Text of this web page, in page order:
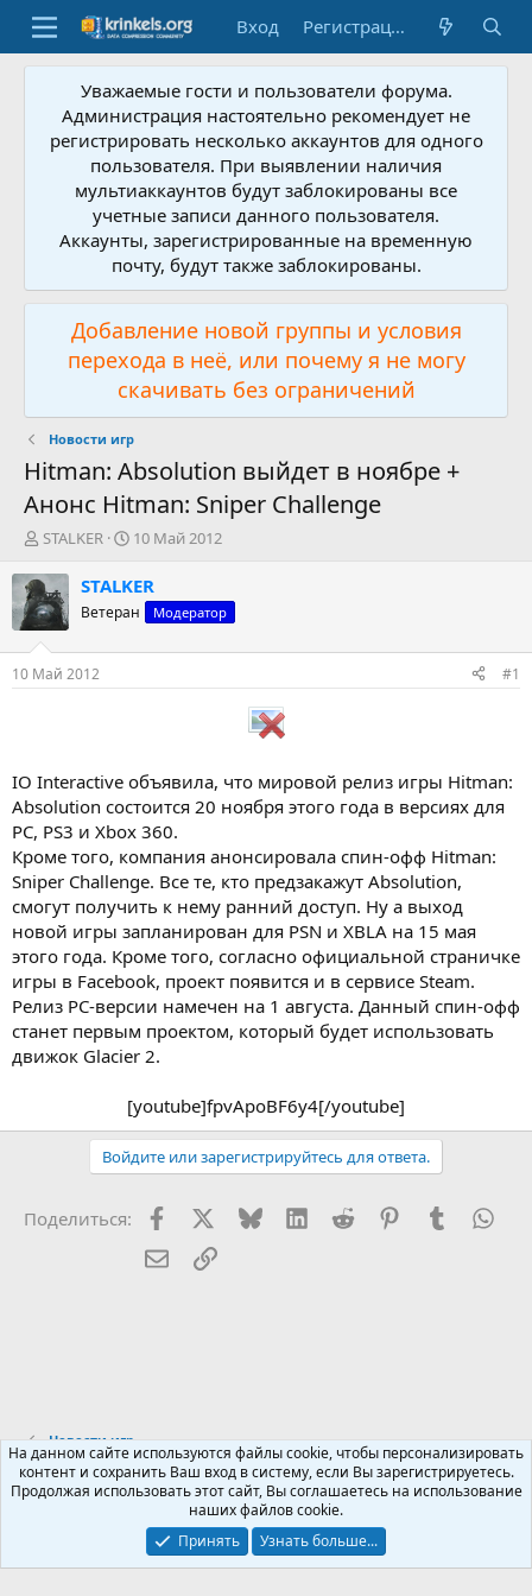
Вход Регистрация
Уважаемые гости и пользователи форума.
Администрация настоятельно рекомендует не
регистрировать несколько аккаунтов для одного
пользователя. При выявлении наличия
мультиаккаунтов будут заблокированы все
учетные записи данного пользователя.
Аккаунты, зарегистрированные на временную
почту, будут также заблокированы.
Добавление новой группы и условия
перехода в неё, или почему я не могу
скачивать без ограничений
Новости игр
Hitman: Absolution выйдет в ноябре +
Анонс Hitman: Sniper Challenge
А
т
о
р
т
е
м
STALKER
Д
т
н
а
10 Май 2012
STALKER
Ветеран Модератор
10 Май 2012 #1
IO Interactive объявила, что мировой релиз игры Hitman:
Absolution состоится 20 ноября этого года в версиях для
PC, PS3 и Xbox 360.
Кроме того, компания анонсировала спин-офф Hitman:
Sniper Challenge. Все те, кто предзакажут Absolution,
смогут получить к нему ранний доступ. Ну а выход
новой игры запланирован для PSN и XBLA на 15 мая
этого года. Кроме того, согласно официальной страничке
игры в Facebook, проект появится и в сервисе Steam.
Релиз PC-версии намечен на 1 августа. Данный спин-офф
станет первым проектом, который будет использовать
движок Glacier 2.
[youtube]fpvApoBF6y4[/youtube]​
Войдите или зарегистрируйтесь для ответа.
Поделиться: FacebookX (Twitter)
BlueskyLinkedInReddit PinterestTumblr
Электронная почта
Ссылка
Новости игр
Russian (RU)
Условия и правила
Политика конфиденциальности
Помощь
На данном сайте используются файлы cookie, чтобы персонализировать
контент и сохранить Ваш вход в систему, если Вы зарегистрируетесь.
Продолжая использовать этот сайт, Вы соглашаетесь на использование
наших файлов cookie.
Принять
Узнать больше...